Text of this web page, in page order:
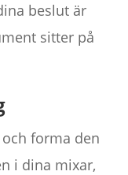
beslut är
sitter på
forma den
i dina mixar,